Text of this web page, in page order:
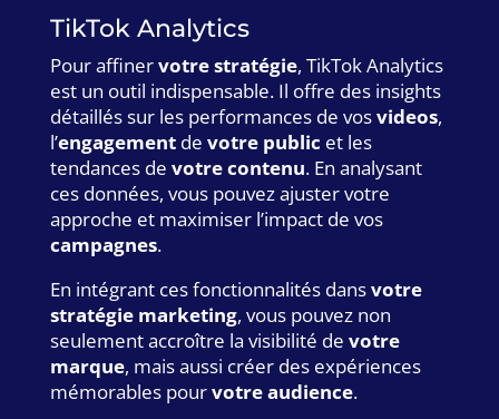
TikTok Analytics
Pour affinervotre stratégie, TikTok Analytics
est un outil indispensable. Il offre des insights
détaillés sur les performances de vosvideos,
l’engagementde votre public et les
tendances de votre contenu. En analysant
ces données, vous pouvez ajuster votre
approche et maximiser l’impact de vos
campagnes.
En intégrant ces fonctionnalités dansvotre
stratégie marketing, vous pouvez non
seulement accroître la visibilité de votre
marque, mais aussi créer des expériences
mémorables pourvotre audience.